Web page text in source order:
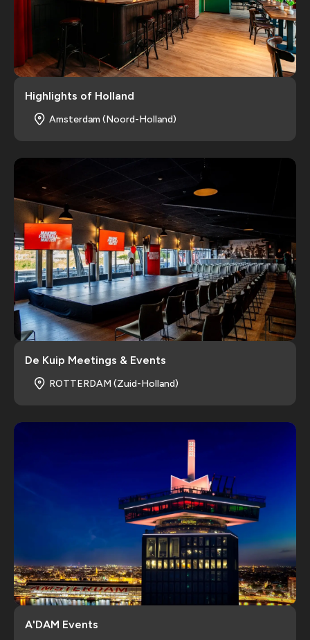
Highlights of Holland
Amsterdam (Noord-Holland)
De Kuip Meetings & Events
ROTTERDAM (Zuid-Holland)
A'DAM Events